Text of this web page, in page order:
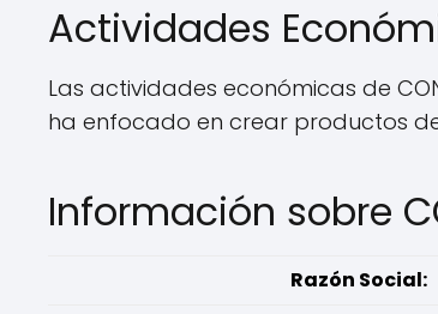
Actividades
Las actividades económicas de
ha enfocado en crear productos
Información sobre
Razón Social: